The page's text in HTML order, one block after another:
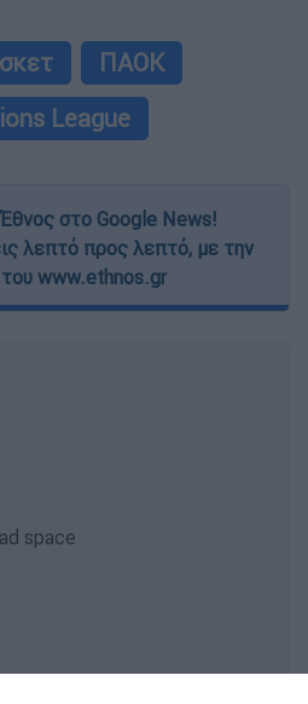
ΠΑΟΚ
League
στο Google News!
λεπτό προς λεπτό, με την
www.ethnos.gr